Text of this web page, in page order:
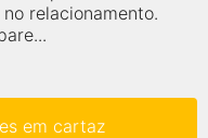
relacionamento.
em cartaz